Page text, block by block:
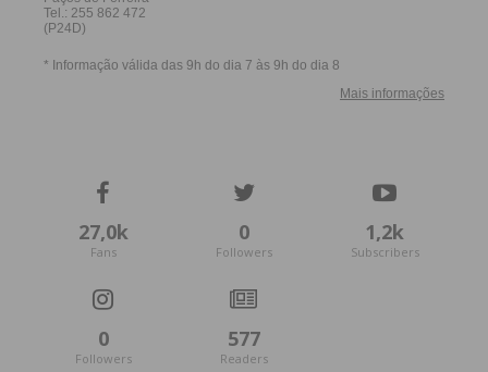
27,0k
Fans
0
Followers
1,2k
Subscribers
0
Followers
577
Readers